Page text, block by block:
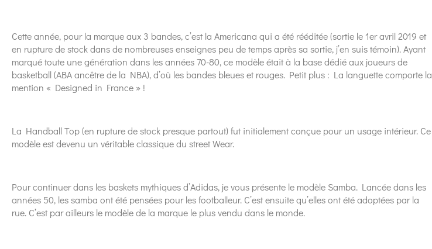
Cette année, pour la marque aux 3 bandes, c’est la Americana qui a été rééditée (sortie le 1er avril 2019 et
en rupture de stock dans de nombreuses enseignes peu de temps après sa sortie, j’en suis témoin). Ayant
marqué toute une génération dans les années 70-80, ce modèle était à la base dédié aux joueurs de
basketball (ABA ancêtre de la NBA), d’où les bandes bleues et rouges. Petit plus : La languette comporte la
mention « Designed in France » !
La Handball Top (en rupture de stock presque partout) fut initialement conçue pour un usage intérieur. Ce
modèle est devenu un véritable classique du street Wear.
Pour continuer dans les baskets mythiques d’Adidas, je vous présente le modèle Samba. Lancée dans les
années 50, les samba ont été pensées pour les footballeur. C’est ensuite qu’elles ont été adoptées par la
rue. C’est par ailleurs le modèle de la marque le plus vendu dans le monde.